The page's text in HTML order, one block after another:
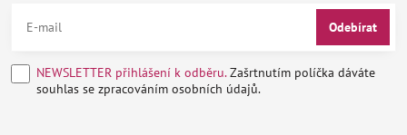
Odebírat
NEWSLETTER přihlášení k odběru.Zašrtnutím políčka dáváte
souhlas se zpracováním osobních údajů.